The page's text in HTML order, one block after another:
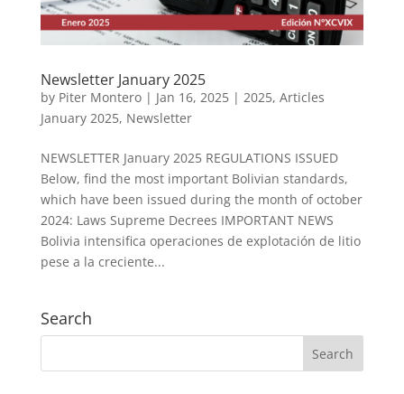
Newsletter January 2025
by Piter Montero| Jan 16, 2025| 2025, Articles
January 2025, Newsletter
NEWSLETTER January 2025 REGULATIONS ISSUED
Below, find the most important Bolivian standards,
which have been issued during the month of october
2024: Laws Supreme Decrees IMPORTANT NEWS
Bolivia intensifica operaciones de explotación de litio
pese a la creciente...
Search